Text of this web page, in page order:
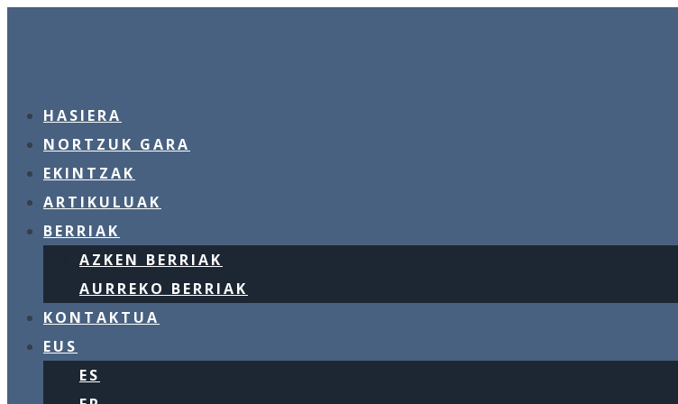
HASIERA
NORTZUK GARA
EKINTZAK
ARTIKULUAK
BERRIAK
AZKEN BERRIAK
AURREKO BERRIAK
KONTAKTUA
EUS
ES